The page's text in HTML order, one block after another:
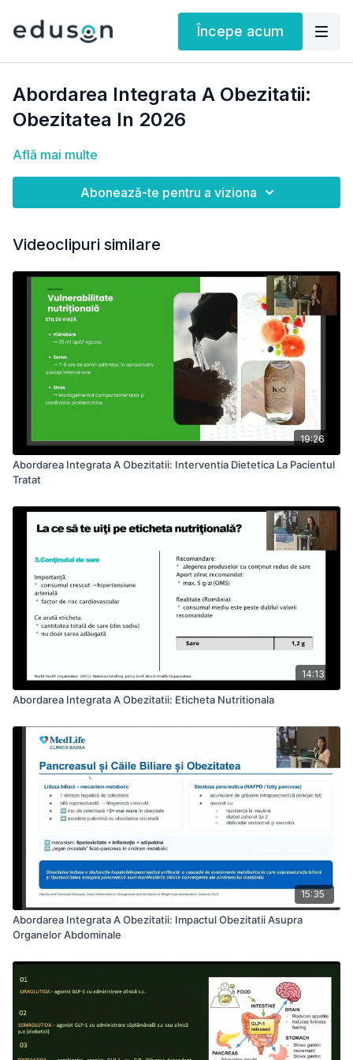
Începe acum
Abordarea Integrata A Obezitatii:
Obezitatea In 2026
Află mai multe
Abonează-te pentru a viziona
Videoclipuri similare
19:26
Abordarea Integrata A Obezitatii: Interventia Dietetica La Pacientul
Tratat
14:13
Abordarea Integrata A Obezitatii: Eticheta Nutritionala
15:35
Abordarea Integrata A Obezitatii: Impactul Obezitatii Asupra
Organelor Abdominale